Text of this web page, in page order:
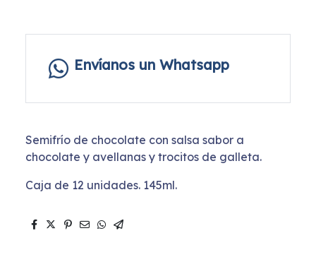
Envíanos un Whatsapp
Semifrío de chocolate con salsa sabor a
chocolate y avellanas y trocitos de galleta.
Caja de 12 unidades. 145ml.